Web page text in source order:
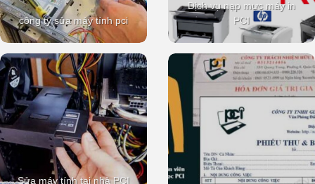
công ty sửa máy tính pci
Dịch vụ nạp mực máy in
PCI
Sửa máy tính tại nhà PCI